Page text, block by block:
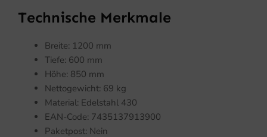
Technische Merkmale
Breite: 1200 mm
Tiefe: 600 mm
Höhe: 850 mm
Nettogewicht: 69 kg
Material: Edelstahl 430
EAN-Code: 7435137913900
Paketpost: Nein